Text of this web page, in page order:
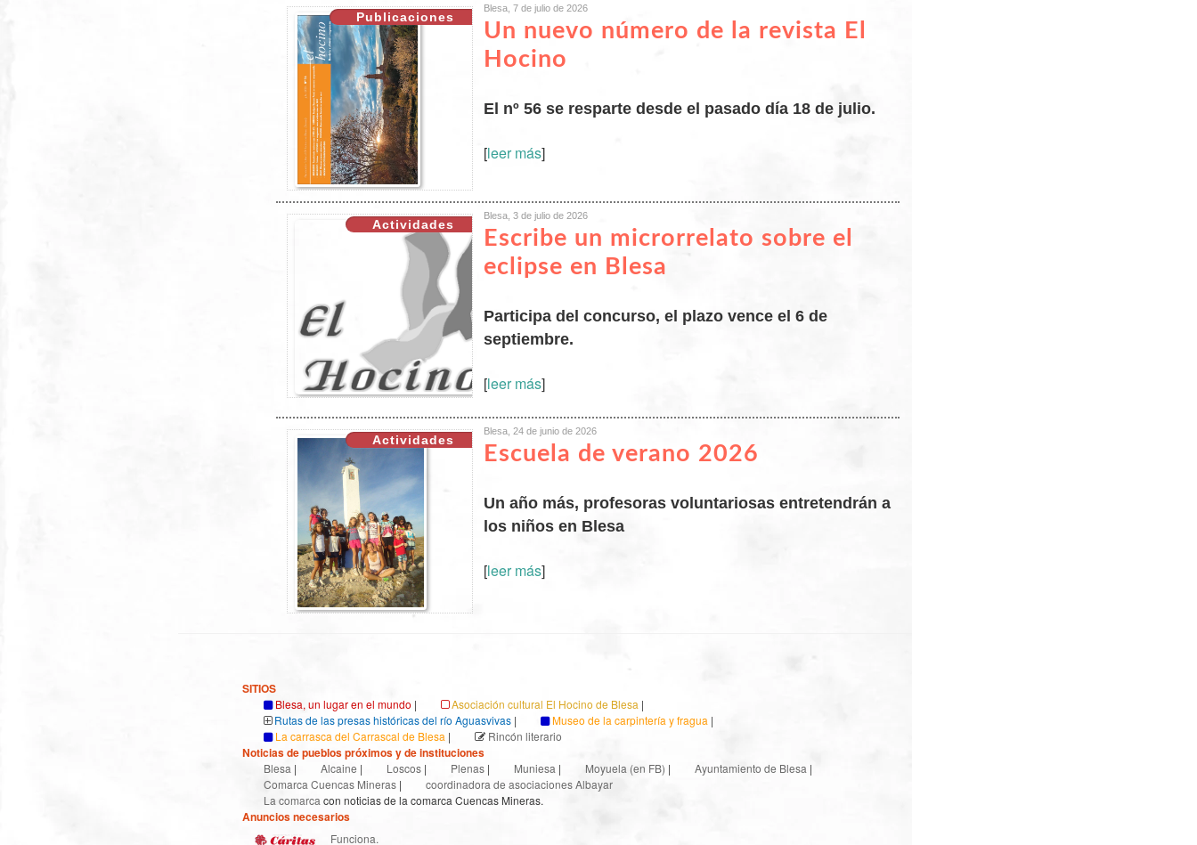
XX
Publicaciones
XX
Blesa, 7 de julio de 2026
Un nuevo número de la revista El
Hocino
El nº 56 se resparte desde el pasado día 18 de julio.
[leer más]
Actividades
XX
Blesa, 3 de julio de 2026
Escribe un microrrelato sobre el
eclipse en Blesa
Participa del concurso, el plazo vence el 6 de
septiembre.
[leer más]
Actividades
XX
Blesa, 24 de junio de 2026
Escuela de verano 2026
Un año más, profesoras voluntariosas entretendrán a
los niños en Blesa
[leer más]
SITIOS
Blesa, un lugar en el mundo | Asociación cultural El Hocino de Blesa |
Rutas de las presas históricas del río Aguasvivas | Museo de la carpintería y fragua |
La carrasca del Carrascal de Blesa | Rincón literario
Noticias de pueblos próximos y de instituciones
Blesa | Alcaine | Loscos | Plenas | Muniesa | Moyuela (en FB) | Ayuntamiento de Blesa |
Comarca Cuencas Mineras |
coordinadora de asociaciones Albayar
La comarca con noticias de la comarca Cuencas Mineras.
Anuncios necesarios
Funciona.